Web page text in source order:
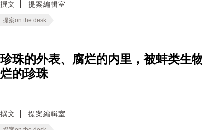
撰文 提案編輯室
提案on the desk
珍珠的外表、腐烂的内里，被蚌类
烂的珍珠
撰文 提案編輯室